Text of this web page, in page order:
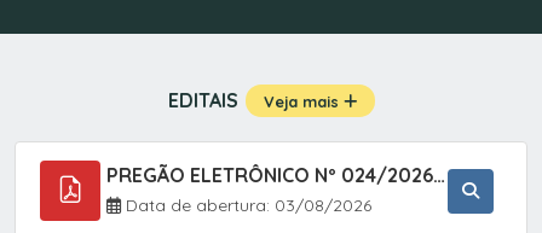
EDITAIS Veja mais
PREGÃO ELETRÔNICO Nº 024/2026 - AQUISIÇÃO DE GÁS MEDICINAL TIPO OXIGÊNIO (1,00 M3, 3,00 M3 E 10,00 M3), EM ATENDIMENTO À SECRETARIA MUNICIPAL DE SAÚDE, ATRAVÉS DO SISTEMA DE REGISTRO DE PREÇOS (SRP)
Data de abertura: 03/08/2026